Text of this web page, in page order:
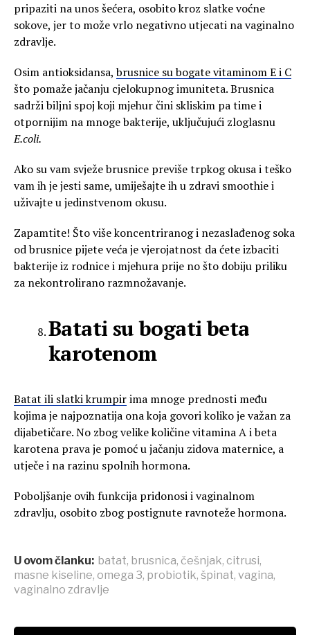
pripaziti na unos šećera, osobito kroz slatke voćne
sokove, jer to može vrlo negativno utjecati na vaginalno
zdravlje.
Osim antioksidansa,brusnice su bogate vitaminom E i C
što pomaže jačanju cjelokupnog imuniteta. Brusnica
sadrži biljni spoj koji mjehur čini skliskim pa time i
otpornijim na mnoge bakterije, uključujući zloglasnu
E.coli.
Ako su vam svježe brusnice previše trpkog okusa i teško
vam ih je jesti same, umiješajte ih u zdravi smoothie i
uživajte u jedinstvenom okusu.
Zapamtite! Što više koncentriranog i nezaslađenog soka
od brusnice pijete veća je vjerojatnost da ćete izbaciti
bakterije iz rodnice i mjehura prije no što dobiju priliku
za nekontrolirano razmnožavanje.
Batati su bogati beta
karotenom
Batat ili slatki krumpirima mnoge prednosti među
kojima je najpoznatija ona koja govori koliko je važan za
dijabetičare. No zbog velike količine vitamina A i beta
karotena prava je pomoć u jačanju zidova maternice, a
utječe i na razinu spolnih hormona.
Poboljšanje ovih funkcija pridonosi i vaginalnom
zdravlju, osobito zbog postignute ravnoteže hormona.
U ovom članku: batat, brusnica, češnjak, citrusi,
masne kiseline, omega 3, probiotik, špinat, vagina,
vaginalno zdravlje